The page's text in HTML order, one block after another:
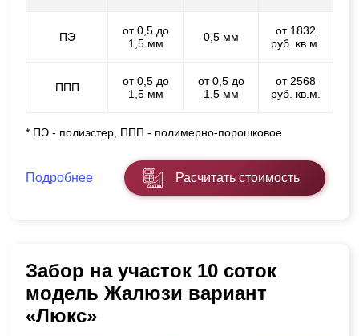
ПЭ
от 0,5 до
1,5 мм
0,5 мм
от 1832
руб. кв.м.
ППП
от 0,5 до
1,5 мм
от 0,5 до
1,5 мм
от 2568
руб. кв.м.
* ПЭ - полиэстер, ППП - полимерно-порошковое
Подробнее Расчитать стоимость
Забор на участок 10 соток
модель Жалюзи вариант
«Люкс»